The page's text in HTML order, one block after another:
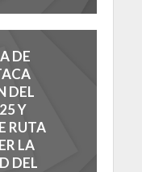
DE
DEL
Y
RUTA
LA
DEL